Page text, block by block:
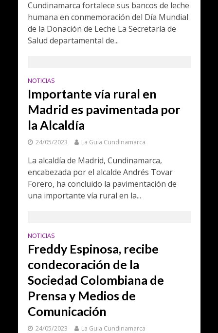
Cundinamarca fortalece sus bancos de leche
humana en conmemoración del Día Mundial
de la Donación de Leche La Secretaría de
Salud departamental de...
NOTICIAS
Importante vía rural en
Madrid es pavimentada por
la Alcaldía
24/05/2023 La Guia Cundinamarca
La alcaldía de Madrid, Cundinamarca,
encabezada por el alcalde Andrés Tovar
Forero, ha concluido la pavimentación de
una importante vía rural en la...
NOTICIAS
Freddy Espinosa, recibe
condecoración de la
Sociedad Colombiana de
Prensa y Medios de
Comunicación
24/05/2023 La Guia Cundinamarca